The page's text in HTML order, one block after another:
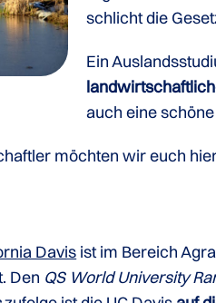
schlicht die
Ein
auch eine
möchten wir euch
Davis ist im Bereich
Den QS World University